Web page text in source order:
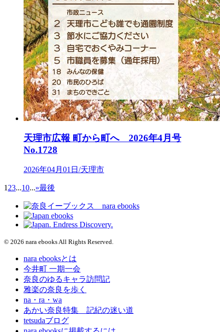
天理市広報 町から町へ 2026年4月号
No.1728
2026年04月01日/天理市
1 23...10...»最後
© 2026 nara ebooks All Rights Reserved.
nara ebooksとは
今井町 一期一会
奈良のゆるキャラ訪問記
雅楽の奈良を歩く
na・ra・wa
あかい奈良特集 記紀の迷い道
tetsudaブログ